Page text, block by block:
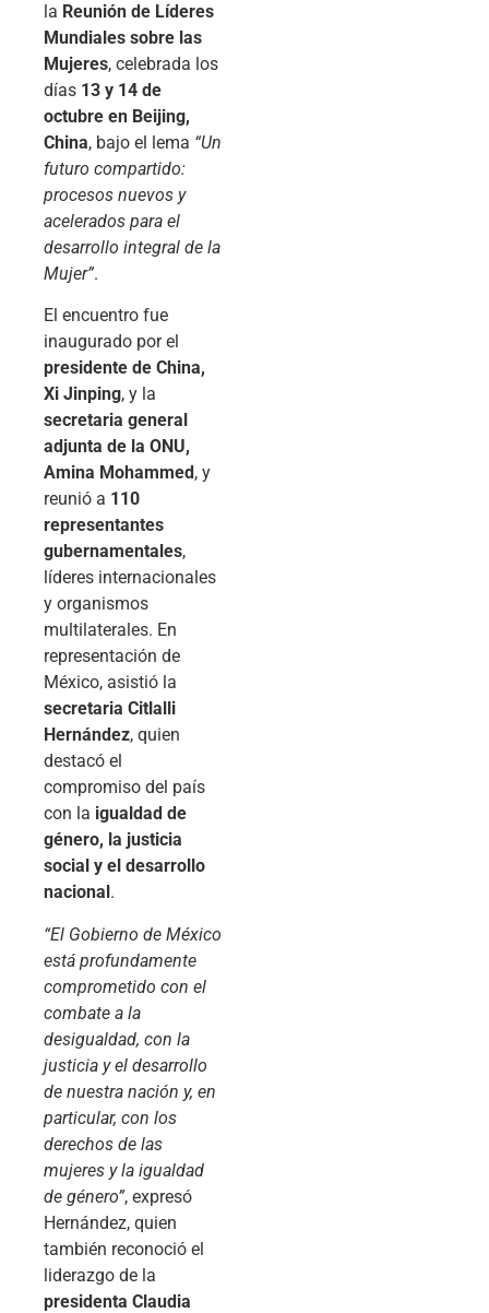
la Reunión de Líderes
Mundiales sobre las
Mujeres, celebrada los
días 13 y 14 de
octubre en Beijing,
China, bajo el lema “Un
futuro compartido:
procesos nuevos y
acelerados para el
desarrollo integral de la
Mujer”.
El encuentro fue
inaugurado por el
presidente de China,
Xi Jinping, y la
secretaria general
adjunta de la ONU,
Amina Mohammed , y
reunió a 110
representantes
gubernamentales,
líderes internacionales
y organismos
multilaterales. En
representación de
México, asistió la
secretaria Citlalli
Hernández, quien
destacó el
compromiso del país
con la igualdad de
género, la justicia
social y el desarrollo
nacional .
“El Gobierno de México
está profundamente
comprometido con el
combate a la
desigualdad, con la
justicia y el desarrollo
de nuestra nación y, en
particular, con los
derechos de las
mujeres y la igualdad
de género”, expresó
Hernández, quien
también reconoció el
liderazgo de la
presidenta Claudia